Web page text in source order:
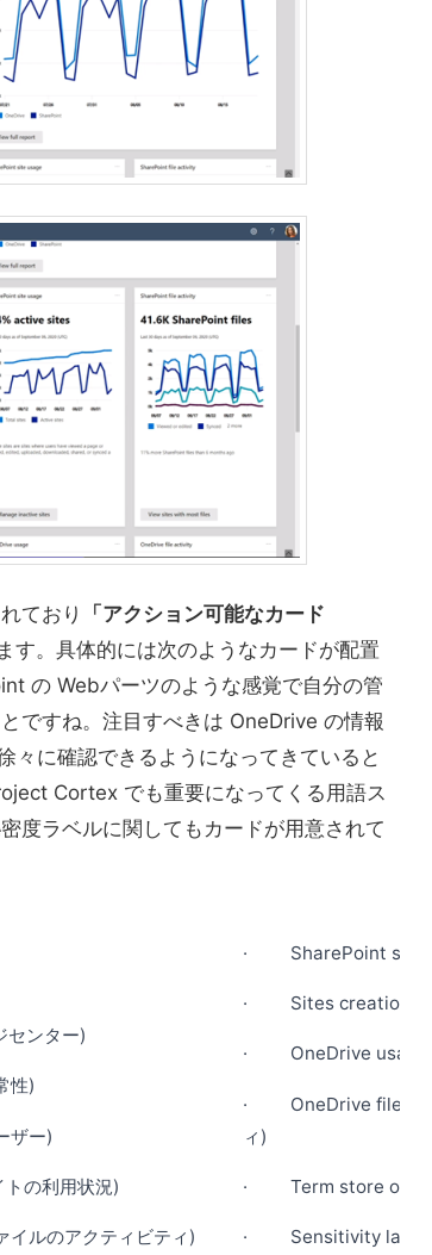
ており
「アクション可能なカード
す。具体的には次のようなカードが配置
の Webパーツのような感覚で自分の管
ですね。注目すべきは OneDrive の情報
々に確認できるようになってきていると
Cortex でも重要になってくる用語ス
度ラベルに関してもカードが用意されて
ンター)
性)
ー)
の利用状況)
のアクティビティ)
· SharePoint
· Sites creation
· OneDrive usage
· OneDrive file
ィ)
· Term store
· Sensitivity labels